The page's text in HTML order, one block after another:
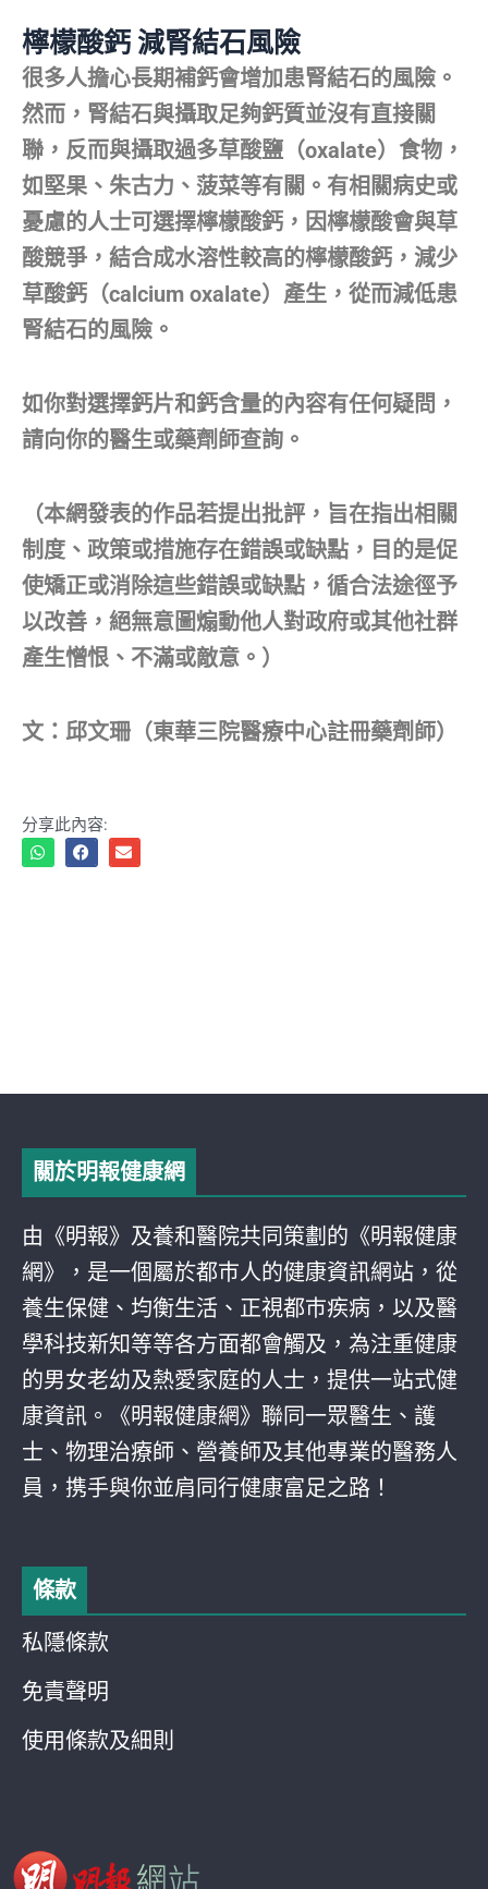
檸檬酸鈣 減腎結石風險
很多人擔心長期補鈣會增加患腎結石的風險。
然而，腎結石與攝取足夠鈣質並沒有直接關
聯，反而與攝取過多草酸鹽（oxalate）食物，
如堅果、朱古力、菠菜等有關。有相關病史或
憂慮的人士可選擇檸檬酸鈣，因檸檬酸會與草
酸競爭，結合成水溶性較高的檸檬酸鈣，減少
草酸鈣（calcium oxalate）產生，從而減低患
腎結石的風險。
如你對選擇鈣片和鈣含量的內容有任何疑問，
請向你的醫生或藥劑師查詢。
（本網發表的作品若提出批評，旨在指出相關
制度、政策或措施存在錯誤或缺點，目的是促
使矯正或消除這些錯誤或缺點，循合法途徑予
以改善，絕無意圖煽動他人對政府或其他社群
產生憎恨、不滿或敵意。）
文：邱文珊（東華三院醫療中心註冊藥劑師）
分享此內容:
關於明報健康網
由《明報》及養和醫院共同策劃的《明報健康
網》，是一個屬於都巿人的健康資訊網站，從
養生保健、均衡生活、正視都巿疾病，以及醫
學科技新知等等各方面都會觸及，為注重健康
的男女老幼及熱愛家庭的人士，提供一站式健
康資訊。《明報健康網》聯同一眾醫生、護
士、物理治療師、營養師及其他專業的醫務人
員，携手與你並肩同行健康富足之路！
條款
私隱條款
免責聲明
使用條款及細則